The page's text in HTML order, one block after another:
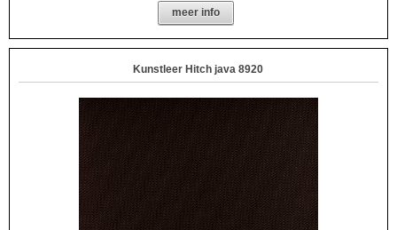
meer info
Kunstleer Hitch java 8920